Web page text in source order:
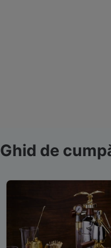
Ghid de